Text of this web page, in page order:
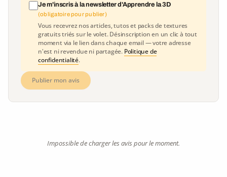
Je m'inscris à la newsletter d'Apprendre la 3D
(obligatoire pour publier)
Vous recevrez nos articles, tutos et packs de textures
gratuits triés sur le volet. Désinscription en un clic à tout
moment via le lien dans chaque email — votre adresse
n'est ni revendue ni partagée. Politique de
confidentialité.
Publier mon avis
Impossible de charger les avis pour le moment.